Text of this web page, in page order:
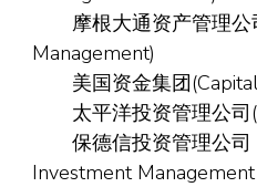
摩根大通资产管理公
Management)
美国资金集团(Capital
太平洋投资管理公司
保德信投资管理公司
Investment Management